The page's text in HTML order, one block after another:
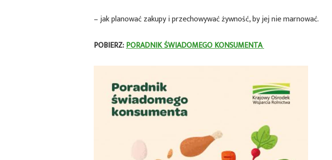
– jak planować zakupy i przechowywać żywność, by jej nie marnować.
POBIERZ:PORADNIK ŚWIADOMEGO KONSUMENTA